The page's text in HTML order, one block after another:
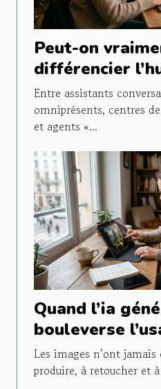
Peut-on
différencier
lors d’un chat
Entre assistants
omniprésents, centres
et agents «...
Quand l’ia
bouleverse
de l’image
Les images n’ont
produire, à retoucher et